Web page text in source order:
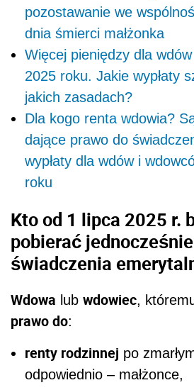
pozostawanie we
dnia śmierci małżonka
Więcej pieniędzy dla
2025 roku. Jakie wypłaty
jakich zasadach?
Dla kogo renta wdowia?
dające prawo do
wypłaty dla wdów i
roku
Kto od 1 lipca 2025 r.
pobierać
świadczenia
Wdowa lub wdowiec,
prawo do:
renty rodzinnej po
odpowiednio – małżonce,